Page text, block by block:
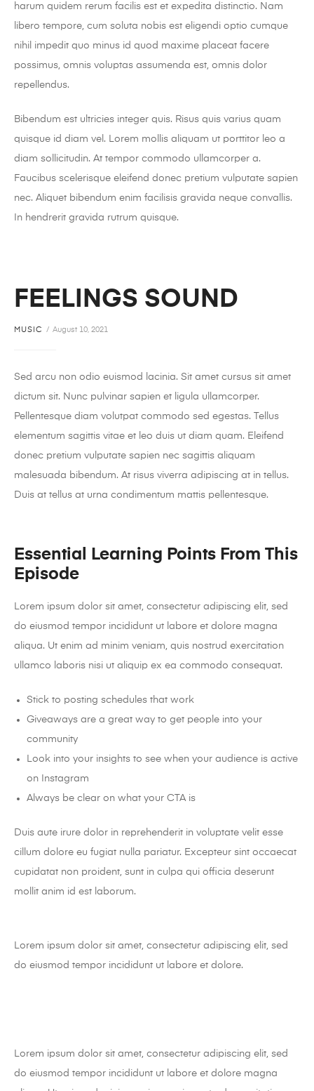
harum quidem rerum facilis est et expedita distinctio. Nam
libero tempore, cum soluta nobis est eligendi optio cumque
nihil impedit quo minus id quod maxime placeat facere
possimus, omnis voluptas assumenda est, omnis dolor
repellendus.
Bibendum est ultricies integer quis. Risus quis varius quam
quisque id diam vel. Lorem mollis aliquam ut porttitor leo a
diam sollicitudin. At tempor commodo ullamcorper a.
Faucibus scelerisque eleifend donec pretium vulputate sapien
nec. Aliquet bibendum enim facilisis gravida neque convallis.
In hendrerit gravida rutrum quisque.
FEELINGS SOUND
MUSIC August 10, 2021
Sed arcu non odio euismod lacinia. Sit amet cursus sit amet
dictum sit. Nunc pulvinar sapien et ligula ullamcorper.
Pellentesque diam volutpat commodo sed egestas. Tellus
elementum sagittis vitae et leo duis ut diam quam. Eleifend
donec pretium vulputate sapien nec sagittis aliquam
malesuada bibendum. At risus viverra adipiscing at in tellus.
Duis at tellus at urna condimentum mattis pellentesque.
Essential Learning Points From This
Episode
Lorem ipsum dolor sit amet, consectetur adipiscing elit, sed
do eiusmod tempor incididunt ut labore et dolore magna
aliqua. Ut enim ad minim veniam, quis nostrud exercitation
ullamco laboris nisi ut aliquip ex ea commodo consequat.
Stick to posting schedules that work
Giveaways are a great way to get people into your
community
Look into your insights to see when your audience is active
on Instagram
Always be clear on what your CTA is
Duis aute irure dolor in reprehenderit in voluptate velit esse
cillum dolore eu fugiat nulla pariatur. Excepteur sint occaecat
cupidatat non proident, sunt in culpa qui officia deserunt
mollit anim id est laborum.
Lorem ipsum dolor sit amet, consectetur adipiscing elit, sed
do eiusmod tempor incididunt ut labore et dolore.
Lorem ipsum dolor sit amet, consectetur adipiscing elit, sed
do eiusmod tempor incididunt ut labore et dolore magna